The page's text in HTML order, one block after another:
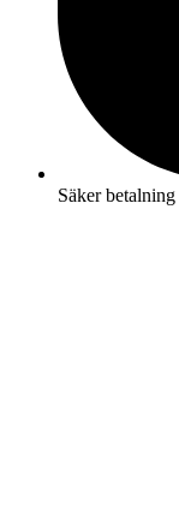
Säker betalning